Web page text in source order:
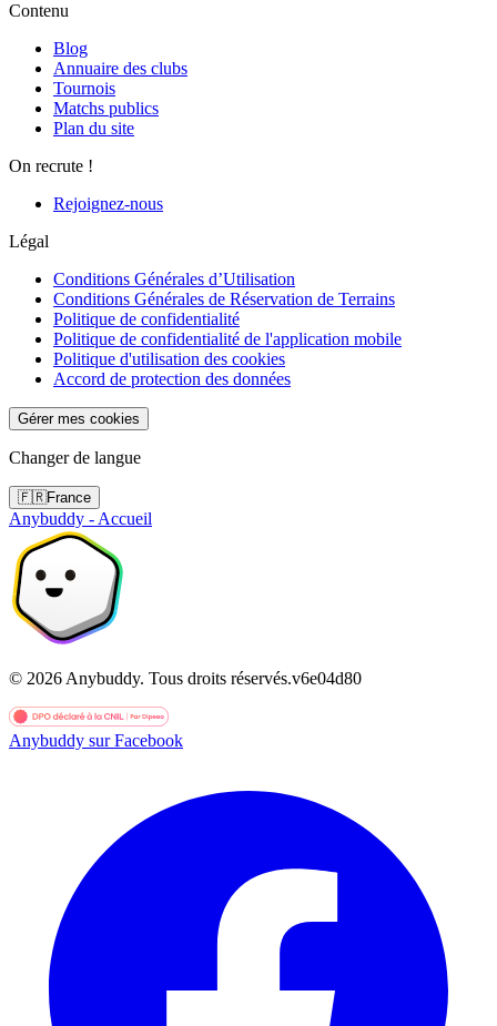
Contenu
Blog
Annuaire des clubs
Tournois
Matchs publics
Plan du site
On recrute !
Rejoignez-nous
Légal
Conditions Générales d’Utilisation
Conditions Générales de Réservation de Terrains
Politique de confidentialité
Politique de confidentialité de l'application mobile
Politique d'utilisation des cookies
Accord de protection des données
Gérer mes cookies
Changer de langue
🇫🇷France
Anybuddy - Accueil
© 2026 Anybuddy. Tous droits réservés.v6e04d80
Anybuddy sur Facebook